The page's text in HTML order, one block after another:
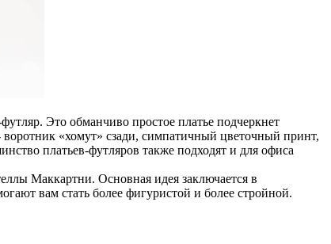
Это обманчиво простое платье подчеркнет
«хомут» сзади, симпатичный цветочный принт,
платьев-футляров также подходят и для офиса
Маккартни. Основная идея заключается в
вам стать более фигуристой и более стройной.